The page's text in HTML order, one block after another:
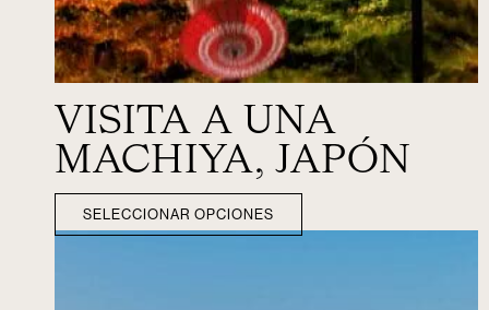
VISITA A UNA
MACHIYA, JAPÓN
SELECCIONAR OPCIONES